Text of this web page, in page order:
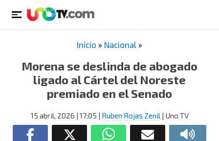
Inicio » Nacional »
Morena se deslinda de abogado
ligado al Cártel del Noreste
premiado en el Senado
15 abril, 2026 | 17:05 | Ruben Rojas Zenil| Uno TV